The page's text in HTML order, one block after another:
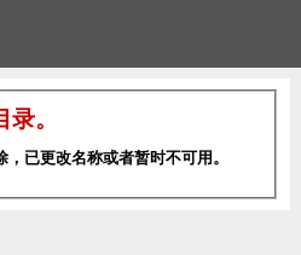
。
已更改名称或者暂时不可用。